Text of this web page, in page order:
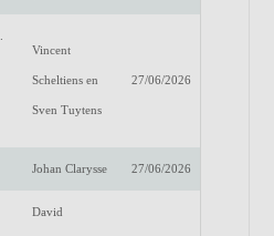
Vincent
Scheltiens en
Sven Tuytens
27/06/2026
Johan Clarysse 27/06/2026
David